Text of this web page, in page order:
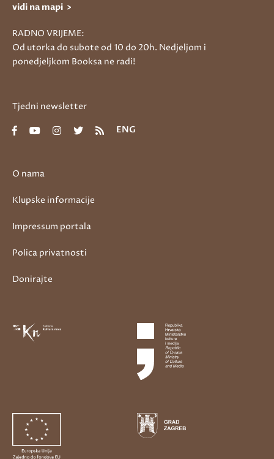
O nama
Klupske informacije
Impressum portala
Polica privatnosti
Donirajte
vidi na mapi >
RADNO VRIJEME:
Od utorka do subote od 10 do 20h. Nedjeljom i
ponedjeljkom Booksa ne radi!
Tjedni newsletter
ENG